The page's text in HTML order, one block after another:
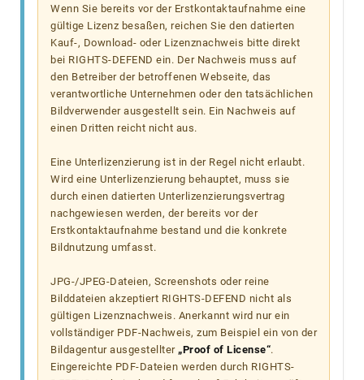
Wenn Sie bereits vor der Erstkontaktaufnahme eine
gültige Lizenz besaßen, reichen Sie den datierten
Kauf-, Download- oder Lizenznachweis bitte direkt
bei RIGHTS-DEFEND ein. Der Nachweis muss auf
den Betreiber der betroffenen Webseite, das
verantwortliche Unternehmen oder den tatsächlichen
Bildverwender ausgestellt sein. Ein Nachweis auf
einen Dritten reicht nicht aus.
Eine Unterlizenzierung ist in der Regel nicht erlaubt.
Wird eine Unterlizenzierung behauptet, muss sie
durch einen datierten Unterlizenzierungsvertrag
nachgewiesen werden, der bereits vor der
Erstkontaktaufnahme bestand und die konkrete
Bildnutzung umfasst.
JPG-/JPEG-Dateien, Screenshots oder reine
Bilddateien akzeptiert RIGHTS-DEFEND nicht als
gültigen Lizenznachweis. Anerkannt wird nur ein
vollständiger PDF-Nachweis, zum Beispiel ein von der
Bildagentur ausgestellter „Proof of License“.
Eingereichte PDF-Dateien werden durch RIGHTS-